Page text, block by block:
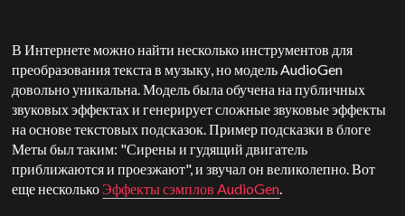
В Интернете можно найти несколько инструментов для
преобразования текста в музыку, но модель AudioGen
довольно уникальна. Модель была обучена на публичных
звуковых эффектах и генерирует сложные звуковые эффекты
на основе текстовых подсказок. Пример подсказки в блоге
Меты был таким: "Сирены и гудящий двигатель
приближаются и проезжают", и звучал он великолепно. Вот
еще несколько Эффекты сэмплов AudioGen.